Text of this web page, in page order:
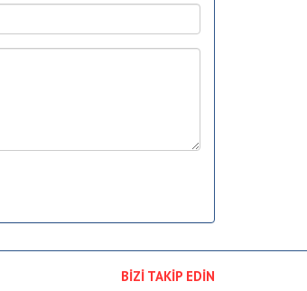
BİZİ TAKİP EDİN